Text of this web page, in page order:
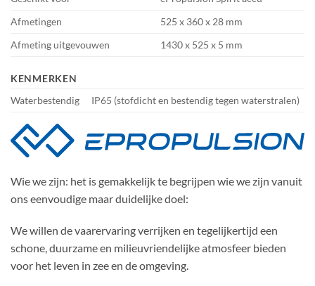
Afmetingen
525 x 360 x 28 mm
Afmeting uitgevouwen
1430 x 525 x 5 mm
KENMERKEN
Waterbestendig
IP65 (stofdicht en bestendig tegen waterstralen)
Wie we zijn: het is gemakkelijk te begrijpen wie we zijn vanuit
ons eenvoudige maar duidelijke doel:
We willen de vaarervaring verrijken en tegelijkertijd een
schone, duurzame en milieuvriendelijke atmosfeer bieden
voor het leven in zee en de omgeving.